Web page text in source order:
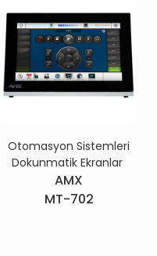
Otomasyon Sistemleri
Dokunmatik Ekranlar
AMX
MT-702